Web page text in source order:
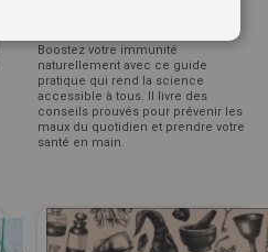
Boostez votre immunité
naturellement avec ce guide
pratique qui rend la science
accessible à tous. Il livre des
conseils prouvés pour prévenir les
maux du quotidien et prendre votre
santé en main.